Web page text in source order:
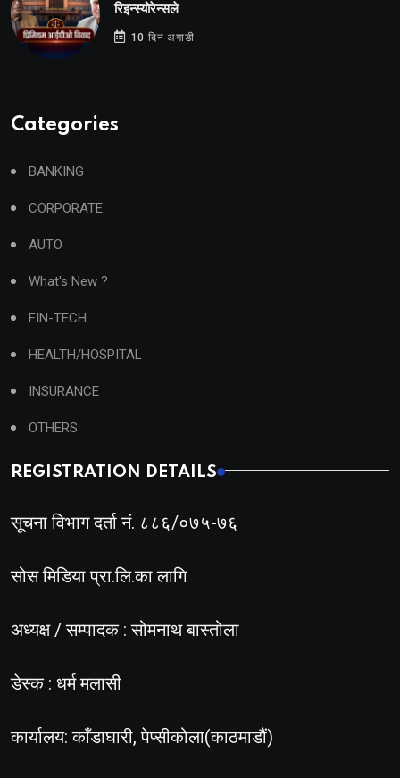
रिइन्स्योरेन्सले
10 दिन अगाडी
Categories
BANKING
CORPORATE
AUTO
What's New ?
FIN-TECH
HEALTH/HOSPITAL
INSURANCE
OTHERS
REGISTRATION DETAILS
सूचना विभाग दर्ता नं. ८८६/०७५-७६
सोस मिडिया प्रा.लि.का लागि
अध्यक्ष / सम्पादक : सोमनाथ बास्तोला
डेस्क : धर्म मलासी
कार्यालय: काँडाघारी, पेप्सीकोला(काठमाडौं)